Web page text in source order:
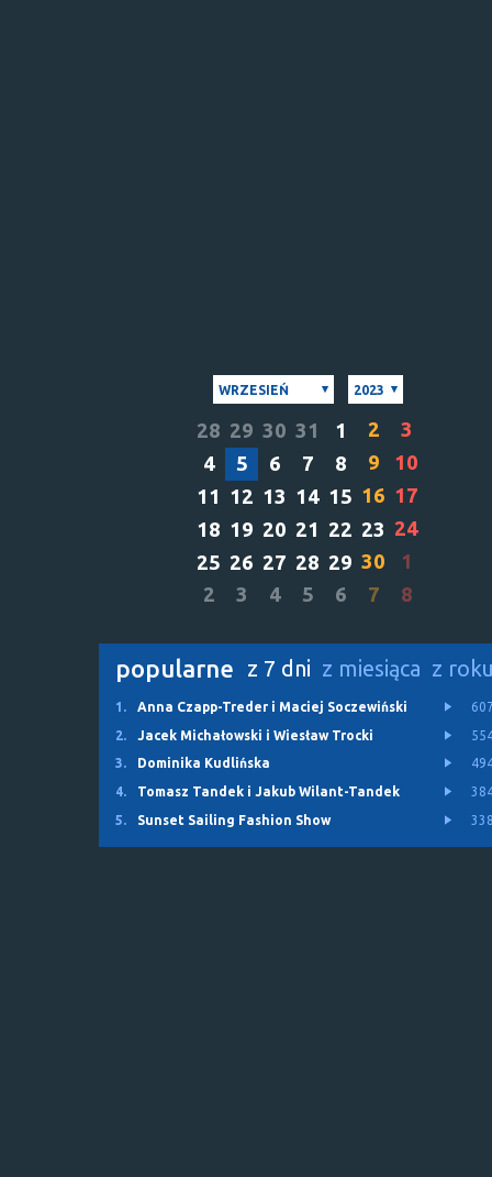
WRZESIEŃ 2023
28 29 30 31 1 2
3
4
5 6 7 8 9
10
11 12 13 14 15 16 17
18 19 20 21 22 23 24
25 26 27 28 29 30
1
2
3 4 5 6 7 8
popularne z 7 dni z miesiąca z
1. Anna Czapp-Treder i Maciej Soczewiński
2.
Jacek Michałowski i Wiesław Trocki
3.
Dominika Kudlińska
4.
Tomasz Tandek i Jakub Wilant-Tandek
5.
Sunset Sailing Fashion Show